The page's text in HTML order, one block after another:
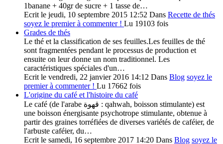
1banane + 40gr de sucre + 1 tasse de…
Ecrit le jeudi, 10 septembre 2015 12:52 Dans Recette de thés
soyez le premier à commenter ! Lu 19103 fois
Grades de thés
Le thé et la classification de ses feuilles.Les feuilles de thé
sont fragmentées pendant le processus de production et
ensuite on leur donne un nom traditionnel. Les
caractéristiques spéciales d'un…
Ecrit le vendredi, 22 janvier 2016 14:12 Dans Blog soyez le
premier à commenter ! Lu 17662 fois
L'origine du café et l'histoire du café
Le café (de l'arabe قهوة : qahwah, boisson stimulante) est
une boisson énergisante psychotrope stimulante, obtenue à
partir des graines torréfiées de diverses variétés de caféier, de
l'arbuste caféier, du…
Ecrit le samedi, 16 septembre 2017 14:20 Dans Blog soyez le